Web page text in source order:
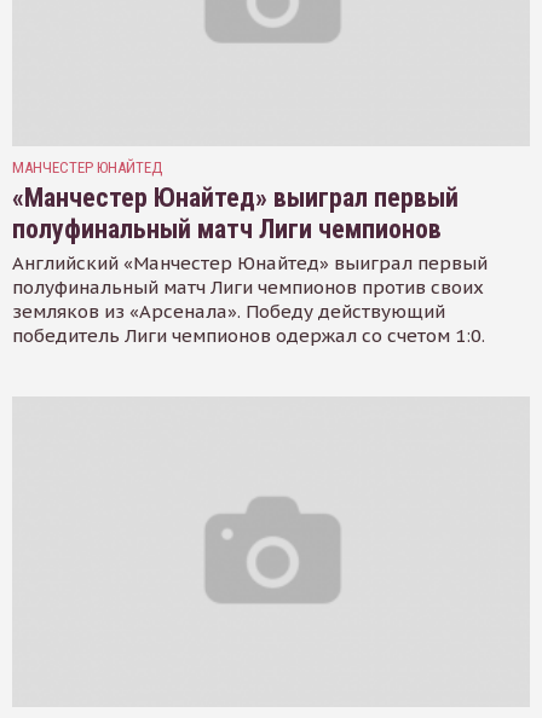
МАНЧЕСТЕР ЮНАЙТЕД
«Манчестер Юнайтед» выиграл первый
полуфинальный матч Лиги чемпионов
Английский «Манчестер Юнайтед» выиграл первый
полуфинальный матч Лиги чемпионов против своих
земляков из «Арсенала». Победу действующий
победитель Лиги чемпионов одержал со счетом 1:0.